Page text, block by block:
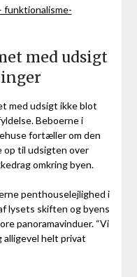
funktionalisme-
med udsigt
med udsigt ikke blot
Beboerne i
fortæller om den
op til udsigten over
omkring byen.
penthouselejlighed i
lysets skiften og byens
panoramavinduer. “Vi
alligevel helt privat